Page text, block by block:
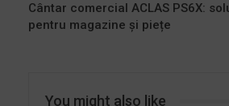
Cântar comercial ACLAS PS6X:
pentru magazine și piețe
You might also like